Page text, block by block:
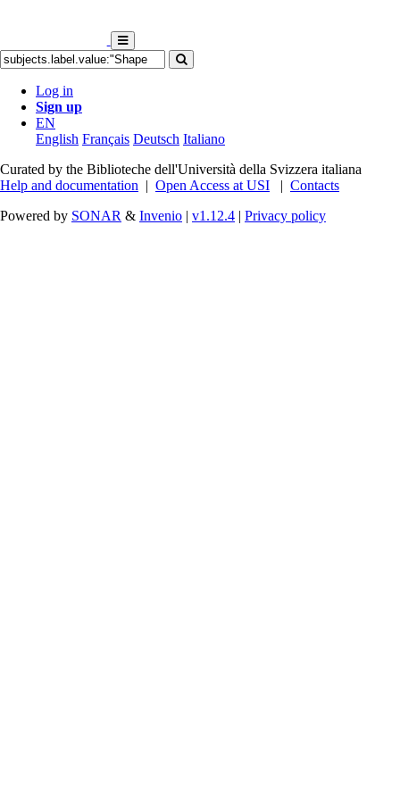
Log in
Sign up
EN
English Français Deutsch Italiano
Curated by the Biblioteche dell'Università della Svizzera italiana
Help and documentation | Open Access at USI | Contacts
Powered by SONAR & Invenio | v1.12.4 | Privacy policy